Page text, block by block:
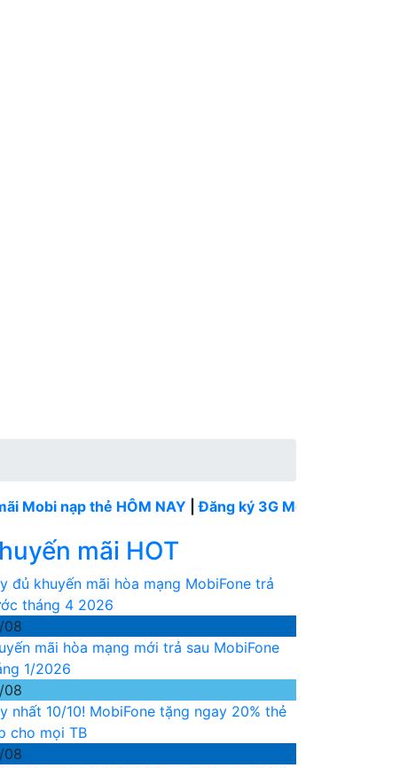
nạp thẻ HÔM NAY|Đăng ký 3G MobiFone tháng
mãi HOT
đủ khuyến mãi hòa mạng MobiFone trả
tháng 4 2026
08
mãi hòa mạng mới trả sau MobiFone
1/2026
08
nhất 10/10! MobiFone tặng ngay 20% thẻ
cho mọi TB
08